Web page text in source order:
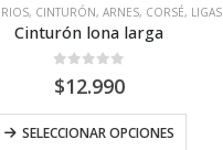
, CINTURÓN, ARNES, CORSÉ, LIGAS
Cinturón lona larga
0
$12.990
SELECCIONAR OPCIONES